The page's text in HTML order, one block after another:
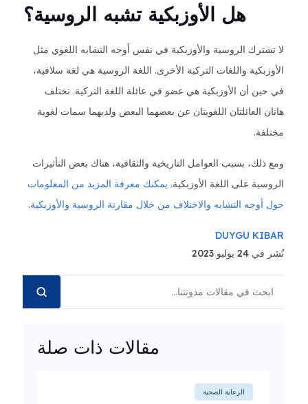
هل الأوزبكية تشبه الروسية؟
لا تشترك الروسية والأوزبكية في نفس أوجه التشابه اللغوي مثل
الأوزبكية واللغات التركية الأخرى. اللغة الروسية هي لغة سلافية،
في حين أن الأوزبكية هي عضو في عائلة اللغة التركية. تختلف
هاتان العائلتان اللغويتان عن بعضهما البعض ولديهما سمات لغوية
مختلفة.
ومع ذلك، بسبب العوامل التاريخية والثقافية، هناك بعض التأثيرات
الروسية على اللغة الأوزبكية. يمكنك معرفة المزيد من المعلومات
حول أوجه التشابه والاختلاف من خلال مقارنة الروسية والأوزبكية.
DUYGU KIBAR
نُشر في 24 يوليو 2023
مقالات ذات صلة
الرعاية الصحية